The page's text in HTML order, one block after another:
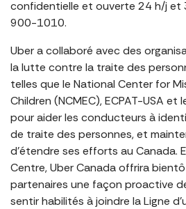
confidentielle et ouverte 24 h/j et
900-1010.
Uber a collaboré avec des
la lutte contre la traite des
telles que le National Center for
Children (NCMEC), ECPAT-USA
pour aider les conducteurs à
de traite des personnes, et
d’étendre ses efforts au Canada.
Centre, Uber Canada offrira
partenaires une façon proactive
sentir habilités à joindre la Ligne